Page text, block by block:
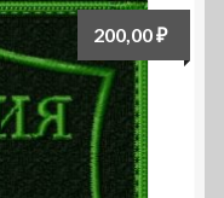
можно
выбрать
на
странице
товара.
200,00₽